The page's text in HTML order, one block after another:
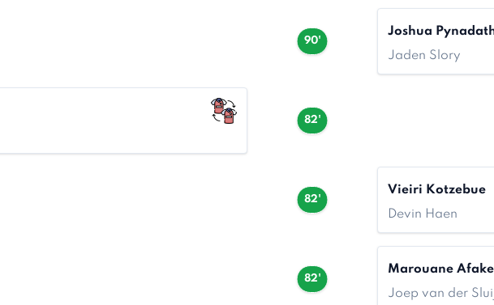
90'
Joshua
Jaden Slory
82'
82'
Vieiri Kotzebue
Devin Haen
82'
Marouane
Joep van der